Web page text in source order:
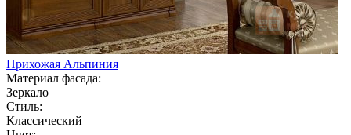
Прихожая Альпиния
Материал фасада:
Зеркало
Стиль:
Классический